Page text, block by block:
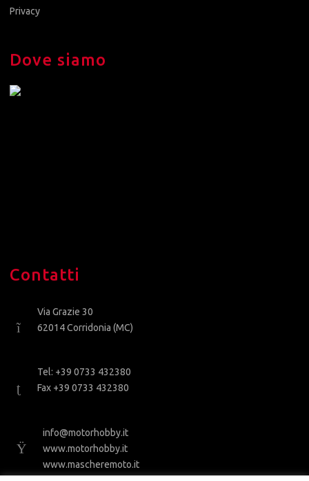
Privacy
Dove siamo
Contatti
Via Grazie 30
62014 Corridonia (MC)
Tel: +39 0733 432380
Fax +39 0733 432380
info@motorhobby.it
www.motorhobby.it
www.mascheremoto.it